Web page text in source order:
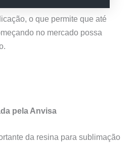
o que permite que até
no mercado possa
pela Anvisa
da resina para sublimação